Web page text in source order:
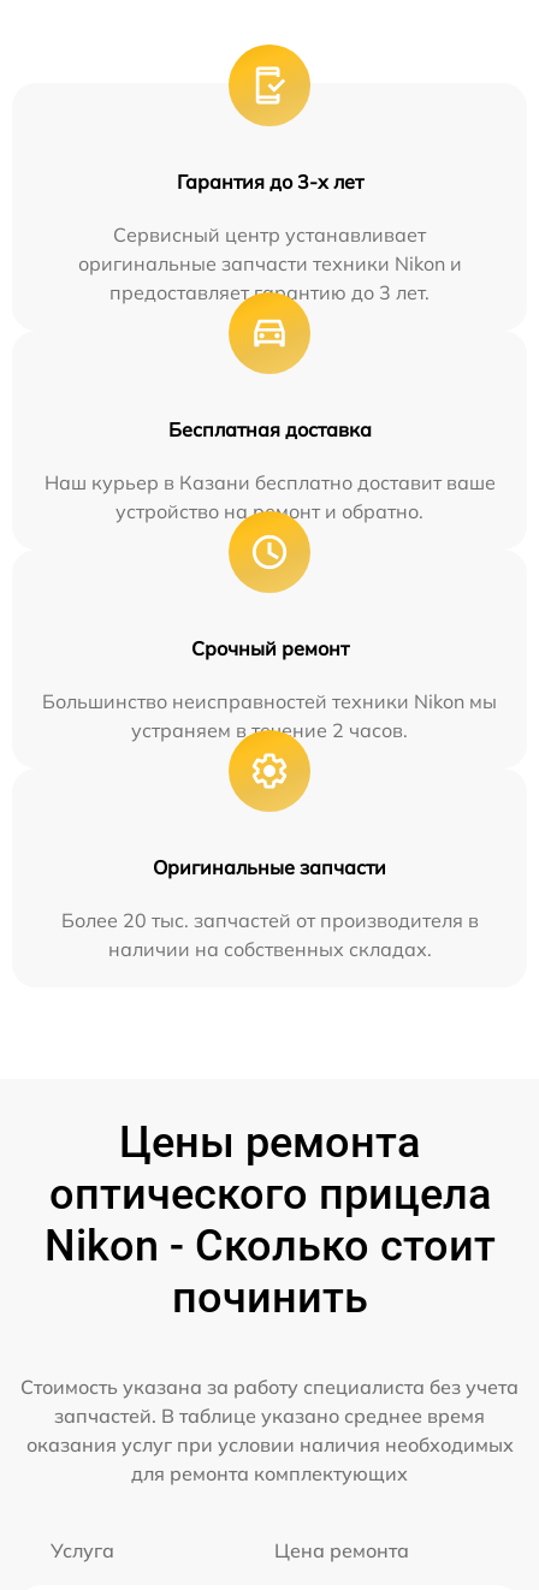
Гарантия до 3-х лет
Сервисный центр устанавливает
оригинальные запчасти техники Nikon и
предоставляет гарантию до 3 лет.
Бесплатная доставка
Наш курьер в Казани бесплатно доставит ваше
устройство на ремонт и обратно.
Срочный ремонт
Большинство неисправностей техники Nikon мы
устраняем в течение 2 часов.
Оригинальные запчасти
Более 20 тыс. запчастей от производителя в
наличии на собственных складах.
Цены ремонта
оптического прицела
Nikon - Сколько стоит
починить
Стоимость указана за работу специалиста без учета
запчастей. В таблице указано среднее время
оказания услуг при условии наличия необходимых
для ремонта комплектующих
Услуга Цена ремонта